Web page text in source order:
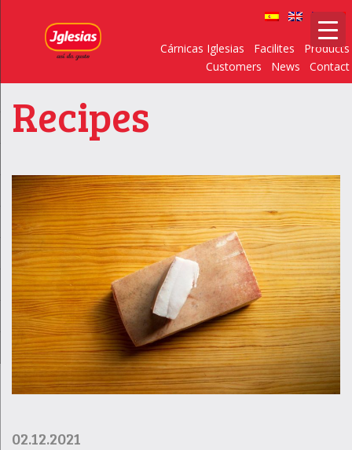
Cárnicas Iglesias Facilites
Products
Customers
News Contact
Recipes
02.12.2021